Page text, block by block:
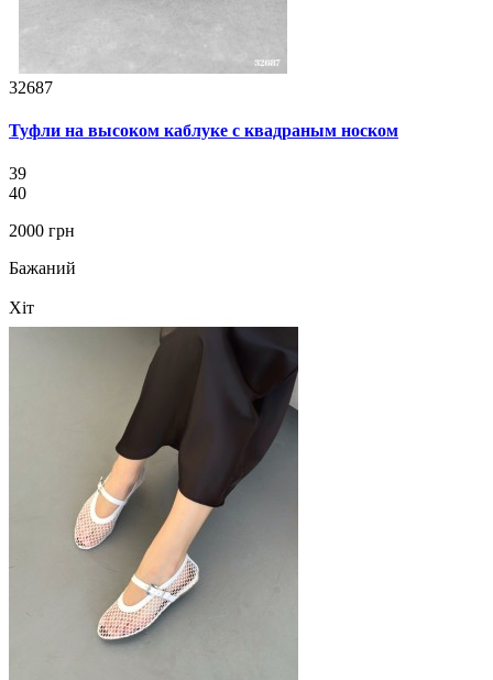
32687
Туфли на высоком каблуке с квадраным носком
39
40
2000 грн
Бажаний
Хіт